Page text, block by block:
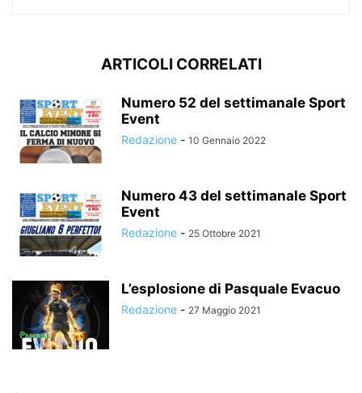
ARTICOLI CORRELATI
Numero 52 del settimanale Sport
Event
Redazione - 10 Gennaio 2022
Numero 43 del settimanale Sport
Event
Redazione - 25 Ottobre 2021
L’esplosione di Pasquale Evacuo
Redazione - 27 Maggio 2021